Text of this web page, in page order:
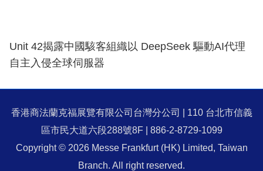
Unit 42揭露中國駭客組織以 DeepSeek 驅動AI代理
自主入侵全球伺服器
香港商法蘭克福展覽有限公司台灣分公司 | 110 台北市信義
區市民大道六段288號8F | 886-2-8729-1099
Copyright © 2026 Messe Frankfurt (HK) Limited, Taiwan
Branch. All right reserved.